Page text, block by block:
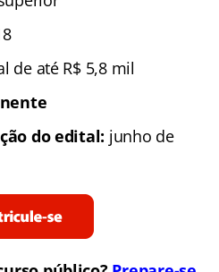
de até R$ 5,8 mil
do edital: junho de